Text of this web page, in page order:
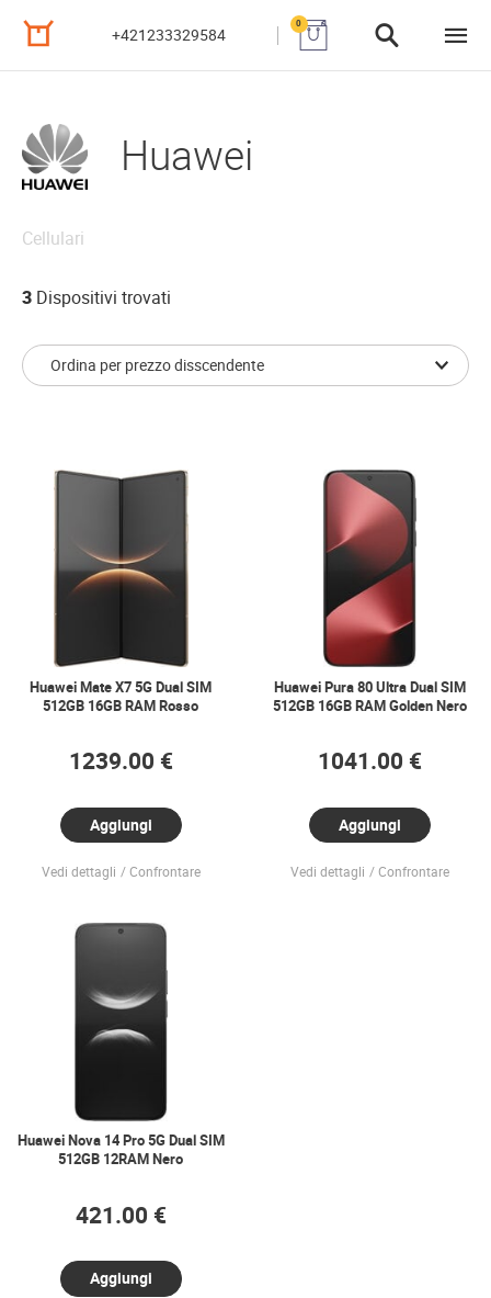
+421233329584
0
Huawei
Cellulari
3 Dispositivi trovati
Huawei Mate X7 5G Dual SIM
512GB 16GB RAM Rosso
1239.00 €
Aggiungi
Vedi dettagli Confrontare
Huawei Pura 80 Ultra Dual SIM
512GB 16GB RAM Golden Nero
1041.00 €
Aggiungi
Vedi dettagli Confrontare
Huawei Nova 14 Pro 5G Dual SIM
512GB 12RAM Nero
421.00 €
Aggiungi